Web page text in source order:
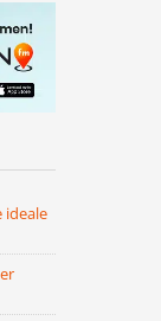
ideale